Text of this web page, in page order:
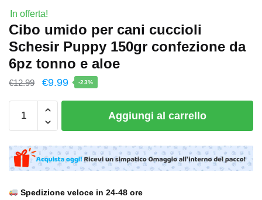
In offerta!
Cibo umido per cani cuccioli
Schesir Puppy 150gr confezione da
6pz tonno e aloe
€12.99 €9.99 -23%
Aggiungi al carrello
Spedizione veloce in 24-48 ore